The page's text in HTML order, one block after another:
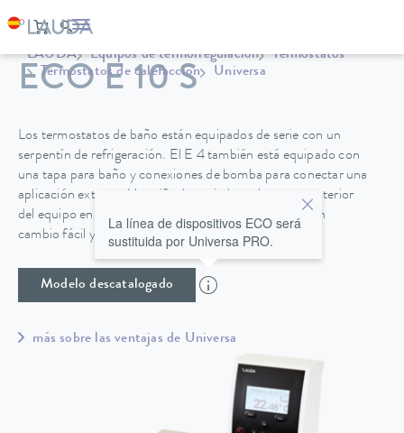
LAUDA Equipos de termorregulación
Termostatos
Termostatos de calefacción
Universa
ECO E 10 S
Los termostatos de baño están equipados de serie con un
serpentín de refrigeración. El E 4 también está equipado con
una tapa para baño y conexiones de bomba para conectar una
aplicación externa. Un grifo de vaciado en la parte posterior
del equipo en los baños de acero inoxidable permite un
cambio fácil y seguro del líquido caloportador.
Modelo descatalogado
La línea de dispositivos ECO será
sustituida por Universa PRO.
más sobre las ventajas de Universa